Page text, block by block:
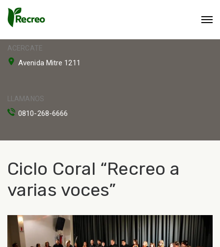
ACERCATE
Avenida Mitre 1211
LLAMANOS
0810-268-6666
Ciclo Coral “Recreo a
varias voces”